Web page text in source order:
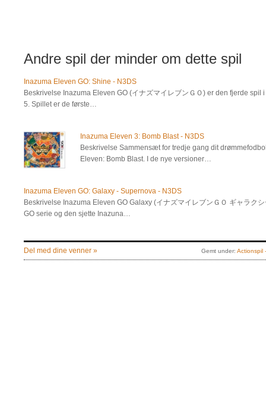
Andre spil der minder om dette spil
Inazuma Eleven GO: Shine - N3DS
Beskrivelse Inazuma Eleven GO (イナズマイレブンＧＯ) er den fjerde
5. Spillet er de første…
Inazuma Eleven 3: Bomb Blast - N3DS
Beskrivelse Sammensæt for tredje gang dit
Eleven: Bomb Blast. I de nye versioner…
Inazuma Eleven GO: Galaxy - Supernova - N3DS
Beskrivelse Inazuma Eleven GO Galaxy (イナズマイレブンＧＯ ギャラク
GO serie og den sjette Inazuna…
Del med dine venner » Gemt under: Actionspil